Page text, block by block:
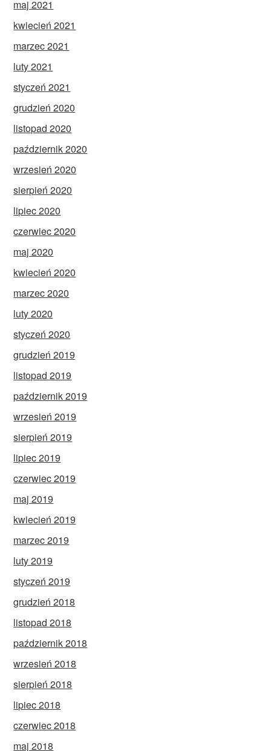
maj 2021
kwiecień 2021
marzec 2021
luty 2021
styczeń 2021
grudzień 2020
listopad 2020
październik 2020
wrzesień 2020
sierpień 2020
lipiec 2020
czerwiec 2020
maj 2020
kwiecień 2020
marzec 2020
luty 2020
styczeń 2020
grudzień 2019
listopad 2019
październik 2019
wrzesień 2019
sierpień 2019
lipiec 2019
czerwiec 2019
maj 2019
kwiecień 2019
marzec 2019
luty 2019
styczeń 2019
grudzień 2018
listopad 2018
październik 2018
wrzesień 2018
sierpień 2018
lipiec 2018
czerwiec 2018
maj 2018